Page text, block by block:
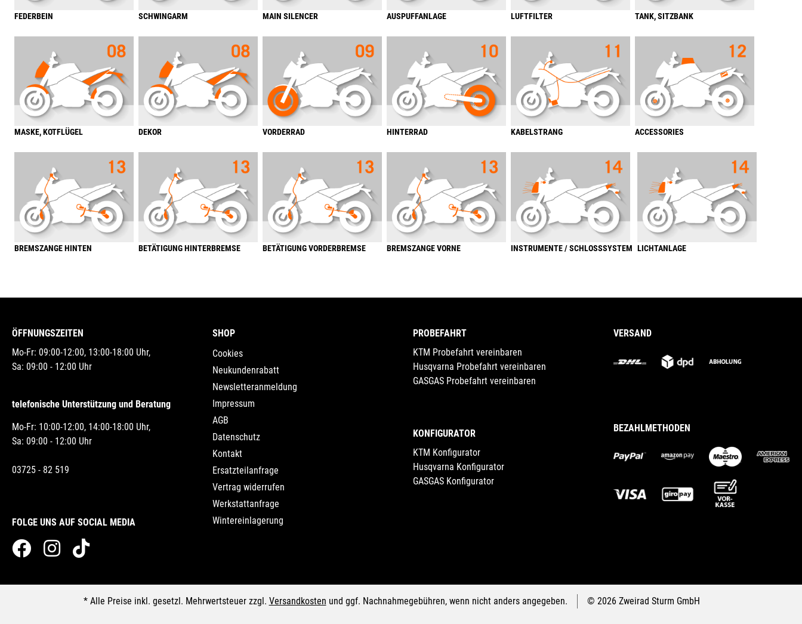
FEDERBEIN SCHWINGARM MAIN SILENCER AUSPUFFANLAGE LUFTFILTER TANK, SITZBANK
MASKE, KOTFLÜGEL DEKOR VORDERRAD HINTERRAD KABELSTRANG ACCESSORIES
BREMSZANGE HINTEN BETÄTIGUNG HINTERBREMSE BETÄTIGUNG VORDERBREMSE BREMSZANGE VORNE INSTRUMENTE / SCHLOSSSYSTEM LICHTANLAGE
ÖFFNUNGSZEITEN
Mo-Fr: 09:00-12:00, 13:00-18:00 Uhr,
Sa: 09:00 - 12:00 Uhr
telefonische Unterstützung und Beratung
Mo-Fr: 10:00-12:00, 14:00-18:00 Uhr,
Sa: 09:00 - 12:00 Uhr
03725 - 82 519
FOLGE UNS AUF SOCIAL MEDIA
PROBEFAHRT
KTM Probefahrt vereinbaren
Husqvarna Probefahrt vereinbaren
GASGAS Probefahrt vereinbaren
KONFIGURATOR
KTM Konfigurator
Husqvarna Konfigurator
GASGAS Konfigurator
SHOP
Cookies
Neukundenrabatt
Newsletteranmeldung
Impressum
AGB
Datenschutz
Kontakt
Ersatzteilanfrage
Vertrag widerrufen
Werkstattanfrage
Wintereinlagerung
VERSAND
BEZAHLMETHODEN
* Alle Preise inkl. gesetzl. Mehrwertsteuer zzgl. Versandkosten und ggf. Nachnahmegebühren, wenn nicht anders angegeben. © 2026 Zweirad Sturm GmbH